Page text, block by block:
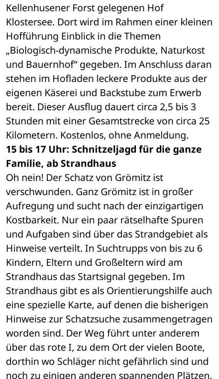
Kellenhusener Forst gelegenen Hof
Klostersee. Dort wird im Rahmen einer kleinen
Hofführung Einblick in die Themen
„Biologisch-dynamische Produkte, Naturkost
und Bauernhof“ gegeben. Im Anschluss daran
stehen im Hofladen leckere Produkte aus der
eigenen Käserei und Backstube zum Erwerb
bereit. Dieser Ausflug dauert circa 2,5 bis 3
Stunden mit einer Gesamtstrecke von circa 25
Kilometern. Kostenlos, ohne Anmeldung.
15 bis 17 Uhr: Schnitzeljagd für die ganze
Familie, ab Strandhaus
Oh nein! Der Schatz von Grömitz ist
verschwunden. Ganz Grömitz ist in großer
Aufregung und sucht nach der einzigartigen
Kostbarkeit. Nur ein paar rätselhafte Spuren
und Aufgaben sind über das Strandgebiet als
Hinweise verteilt. In Suchtrupps von bis zu 6
Kindern, Eltern und Großeltern wird am
Strandhaus das Startsignal gegeben. Im
Strandhaus gibt es als Orientierungshilfe auch
eine spezielle Karte, auf denen die bisherigen
Hinweise zur Schatzsuche zusammengetragen
worden sind. Der Weg führt unter anderem
über das rote I, zu dem Ort der vielen Boote,
dorthin wo Schläger nicht gefährlich sind und
noch zu einigen anderen spannenden Plätzen.